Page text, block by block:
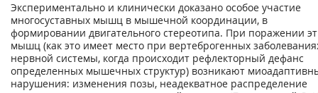
Экспериментально и клинически доказано особое участие
многосуставных мышц в мышечной координации, в
формировании двигательного стереотипа. При поражении
мышц (как это имеет место при вертеброгенных
нервной системы, когда происходит рефлекторный дефанс
определенных мышечных структур) возникают
нарушения: изменения позы, неадекватное распределение